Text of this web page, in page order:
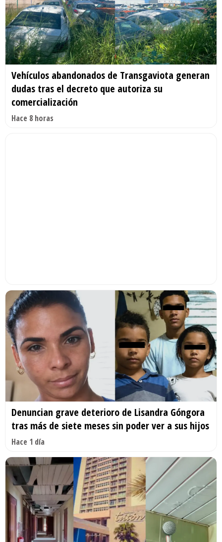
Vehículos abandonados de Transgaviota generan
dudas tras el decreto que autoriza su
comercialización
Hace 8 horas
Denuncian grave deterioro de Lisandra Góngora
tras más de siete meses sin poder ver a sus hijos
Hace 1 día